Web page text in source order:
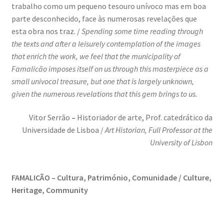
Cabo Mondego
Encontros da Imagem
Enlaçando o Douro…
Fashion on movement
Flores em ponto Macro / Macro Spot Flowers
Génesis
trabalho como um pequeno tesouro unívoco mas em boa
parte desconhecido, face às numerosas revelações que
esta obra nos traz. /Spending some time reading through
the texts and after a leisurely contemplation of the images
that enrich the work, we feel that the municipality of
Famalicão imposes itself on us through this masterpiece as a
small univocal treasure, but one that is largely unknown,
given the numerous revelations that this gem brings to us.
Vitor Serrão – Historiador de arte, Prof. catedrático da
Universidade de Lisboa /Art Historian, Full Professor at the
University of Lisbon
FAMALICÃO – Cultura, Património, Comunidade / Culture,
Heritage, Community